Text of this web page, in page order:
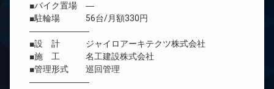
■バイク置場 ―
■駐輪場 56台/月額330円
―――――――
■設 計 ジャイロアーキテクツ株式会社
■施 工 名工建設株式会社
■管理形式 巡回管理
―――――――